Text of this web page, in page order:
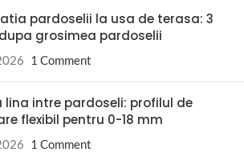
pardoselii la usa de terasa: 3
grosimea pardoselii
1 Comment
lina intre pardoseli: profilul de
flexibil pentru 0-18 mm
1 Comment